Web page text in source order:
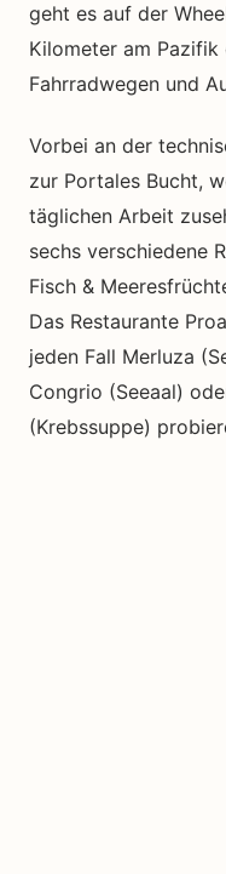
geht es auf der
Kilometer am
Fahrradwegen und
Vorbei an der
zur Portales Bucht,
täglichen Arbeit
sechs verschiedene
Fisch &
Das Restaurante
jeden Fall Merluza
Congrio (Seeaal)
(Krebssuppe)